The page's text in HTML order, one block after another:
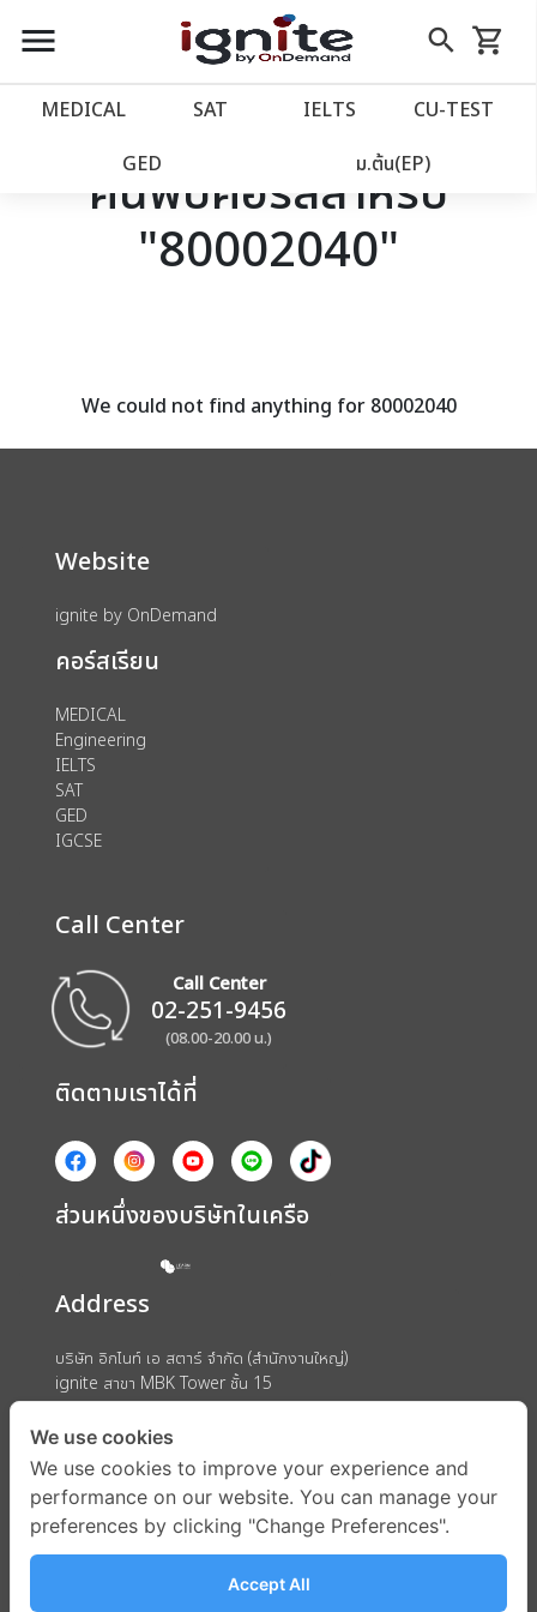
close
account_balance หน้าแรก
เว็บไซต์อิกไนท์
โปรโมชั่น
assignment ลงทะเบียน
menu search
Skip
to
shopping_cart
รถเข็น
MEDICAL SAT IELTS CU‑TEST
GED ม.ต้น(EP)
ค้นพบคอร์สสำหรับ
"80002040"
We could not find anything for 80002040
Website
ignite by OnDemand
คอร์สเรียน
MEDICAL
Engineering
IELTS
SAT
GED
IGCSE
Call Center
Call Center
02-251-9456
(08.00-20.00 น.)
ติดตามเราได้ที่
ส่วนหนึ่งของบริษัทในเครือ
Address
บริษัท อิกไนท์ เอ สตาร์ จำกัด (สำนักงานใหญ่)
ignite สาขา MBK Tower ชั้น 15
ถนนพญาไท แขวงวังใหม่ เขตปทุมวัน กรุงเทพมหานคร 10330
We use cookies
We use cookies to improve your experience and
performance on our website. You can manage your
preferences by clicking "Change Preferences".
Accept All